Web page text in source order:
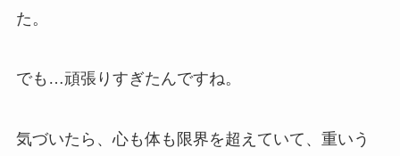
た。
でも…頑張りすぎたんですね。
気づいたら、心も体も限界を超えていて、重いう